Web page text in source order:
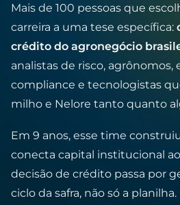
Mais de 100 pessoas que
carreira a uma tese específica:
crédito do agronegócio
analistas de risco, agrônomos,
compliance e tecnologistas
milho e Nelore tanto quanto
Em 9 anos, esse time
conecta capital institucional
decisão de crédito passa por
ciclo da safra, não só a planilha.